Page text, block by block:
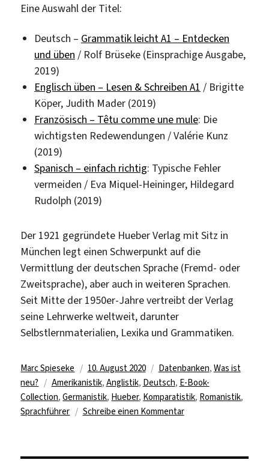
Eine Auswahl der Titel:
Deutsch – Grammatik leicht A1 – Entdecken
und üben / Rolf Brüseke (Einsprachige Ausgabe,
2019)
Englisch üben – Lesen & Schreiben A1 / Brigitte
Köper, Judith Mader (2019)
Französisch – Têtu comme une mule: Die
wichtigsten Redewendungen / Valérie Kunz
(2019)
Spanisch – einfach richtig: Typische Fehler
vermeiden / Eva Miquel-Heininger, Hildegard
Rudolph (2019)
Der 1921 gegründete Hueber Verlag mit Sitz in
München legt einen Schwerpunkt auf die
Vermittlung der deutschen Sprache (Fremd- oder
Zweitsprache), aber auch in weiteren Sprachen.
Seit Mitte der 1950er-Jahre vertreibt der Verlag
seine Lehrwerke weltweit, darunter
Selbstlernmaterialien, Lexika und Grammatiken.
Autor
Marc Spieseke
Veröffentlicht
am
10. August 2020 Kategorien
Datenbanken, Was ist
neu?
Schlagwörter
Amerikanistik, Anglistik, Deutsch, E-Book-
Collection,Germanistik, Hueber, Komparatistik, Romanistik,
Sprachführer
Schreibe einen Kommentarzu